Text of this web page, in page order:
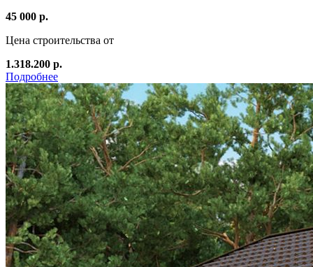
45 000 р.
Цена строительства от
1.318.200 р.
Подробнее